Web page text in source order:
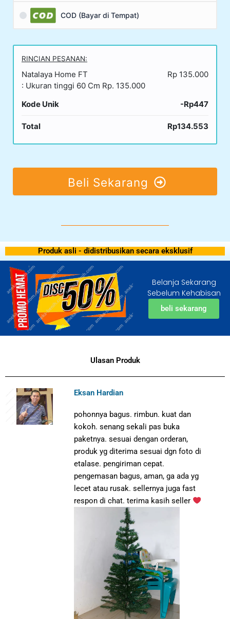
COD (Bayar di Tempat)
RINCIAN PESANAN:
Natalaya Home FT
: Ukuran tinggi 60 Cm Rp. 135.000
Rp 135.000
Kode Unik -Rp447
Total Rp134.553
Beli Sekarang
Produk asli - didistribusikan secara eksklusif
Belanja Sekarang
Sebelum Kehabisan
beli sekarang
Ulasan Produk
Eksan Hardian
pohonnya bagus. rimbun. kuat dan
kokoh. senang sekali pas buka
paketnya. sesuai dengan orderan,
produk yg diterima sesuai dgn foto di
etalase. pengiriman cepat.
pengemasan bagus, aman, ga ada yg
lecet atau rusak. sellernya juga fast
respon di chat. terima kasih seller